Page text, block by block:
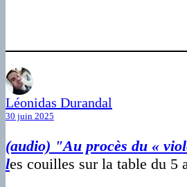
Léonidas Durandal
30 juin 2025
(audio) "Au procès du «
les couilles sur la table du 5